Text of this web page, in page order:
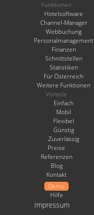
Funktionen
Hotelsoftware
Channel-Manager
Webbuchung
Personalmanagement
Finanzen
Schnittstellen
Statistiken
Für Österreich
Weitere Funktionen
Vorteile
Einfach
Mobil
Flexibel
Günstig
Zuverlässig
Preise
Referenzen
Blog
Kontakt
Demo
Hilfe
Impressum